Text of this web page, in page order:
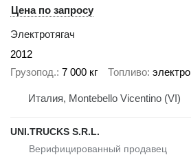
Цена по запросу
Электротягач
2012
Грузопод. 7 000 кг Топливо электро
Италия, Montebello Vicentino (VI)
UNI.TRUCKS S.R.L.